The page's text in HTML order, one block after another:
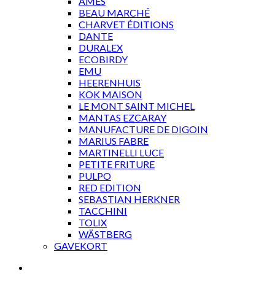
BEAU MARCHÉ
CHARVET ÉDITIONS
DANTE
DURALEX
ECOBIRDY
EMU
HEERENHUIS
KOK MAISON
LE MONT SAINT MICHEL
MANTAS EZCARAY
MANUFACTURE DE DIGOIN
MARIUS FABRE
MARTINELLI LUCE
PETITE FRITURE
PULPO
RED EDITION
SEBASTIAN HERKNER
TACCHINI
TOLIX
WÄSTBERG
GAVEKORT